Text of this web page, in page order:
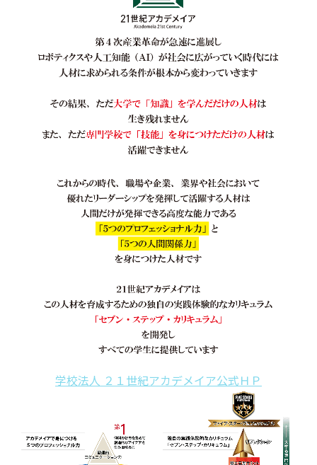
学校法人 ２１世紀アカデメイア公式ＨＰ